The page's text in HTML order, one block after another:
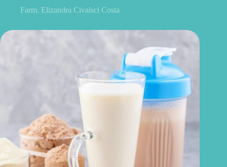
Farm. Elizandra Civalsci Costa